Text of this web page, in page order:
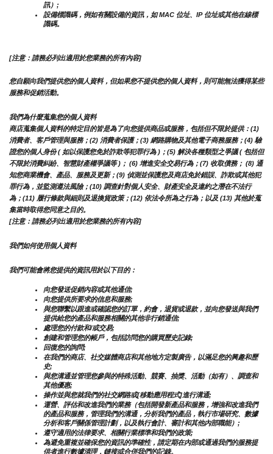
訊）;
設備標識碼，例如有關設備的資訊，如 MAC 位址、IP 位址或其他在線標
識碼。
[注意：請務必列出適用於您業務的所有內容]
您自願向我們提供您的個人資料，但如果您不提供您的個人資料，則可能無法獲得某些
服務和促銷活動。
我們為什麼蒐集您的個人資料
商店蒐集個人資料的特定目的皆是為了向您提供商品或服務，包括但不限於提供：(1)
消費者、客戶管理與服務；(2) 消費者保護；(3) 網路購物及其他電子商務服務；(4) 驗
證您的個人身份 ( 如以保護您免於詐欺等犯罪行為 )；(5) 解決各種類型之爭議 ( 包括但
不限於消費糾紛、智慧財產權爭議等 )； (6) 增進安全交易行為；(7) 收取債務； (8) 通
知您商業機會、產品、服務及更新；(9) 偵測並保護您及商店免於錯誤、詐欺或其他犯
罪行為，並監測遵法風險；(10) 調查針對個人安全、財產安全及違約之潛在不法行
為；(11) 履行條款與細則及退換貨政策；(12) 依法令所為之行為；以及 (13) 其他於蒐
集當時取得您同意之目的。
[注意：請務必列出適用於您業務的所有內容]
我們如何使用個人資料
我們可能會將您提供的資訊用於以下目的：
向您發送促銷內容或其他通信;
向您提供所要求的信息和服務;
與您聯繫以跟進或確認您的訂單，約會，退貨或退款，並向您發送與我們
提供給您的產品和服務相關的其他非行銷通信;
處理您的付款和/或交易;
創建和管理您的帳戶，包括訪問您的購買歷史記錄;
回復您的詢問;
在我們的商店、社交媒體商店和其他地方定製廣告，以滿足您的興趣和歷
史;
與您溝通並管理您參與的特殊活動、競賽、抽獎、活動（如有）、調查和
其他優惠;
操作並與您就我們的社交網路或[移動應用程式]進行溝通;
運營、評估和改進我們的業務（包括開發新產品和服務，增強和改進我們
的產品和服務，管理我們的溝通，分析我們的產品，執行市場研究、數據
分析和客戶關係管理計劃，以及執行會計、審計和其他內部職能）;
遵守適用的法律要求、相關行業標準和我們的政策;
為避免重複並確保您的資訊的準確性，請定期在內部或通過我們的服務提
供者進行數據清理，鏈接或合併我們的記錄。